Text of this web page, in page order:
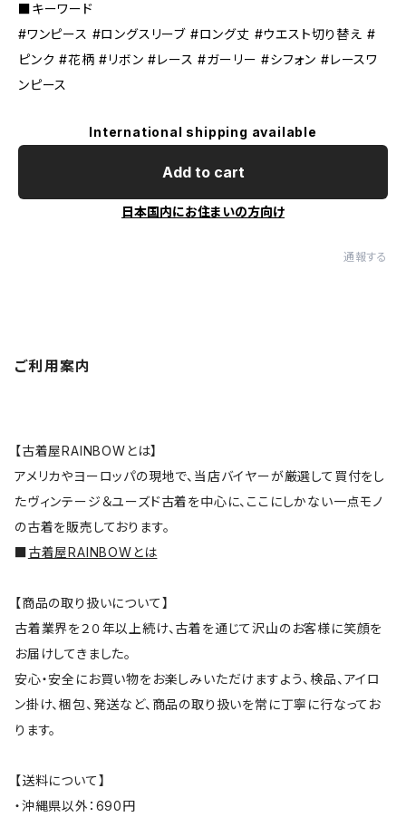
■キーワード
#ワンピース #ロングスリーブ #ロング丈 #ウエスト切り替え #
ピンク #花柄 #リボン #レース #ガーリー #シフォン #レースワ
ンピース
International shipping available
Add to cart
日本国内にお住まいの方向け
通報する
ご利用案内
【古着屋RAINBOWとは】
アメリカやヨーロッパの現地で、当店バイヤーが厳選して買付をし
たヴィンテージ＆ユーズド古着を中心に、ここにしかない一点モノ
の古着を販売しております。
■古着屋RAINBOWとは
【商品の取り扱いについて】
古着業界を２０年以上続け、古着を通じて沢山のお客様に笑顔を
お届けしてきました。
安心・安全にお買い物をお楽しみいただけますよう、検品、アイロ
ン掛け、梱包、発送など、商品の取り扱いを常に丁寧に行なってお
ります。
【送料について】
・沖縄県以外：690円